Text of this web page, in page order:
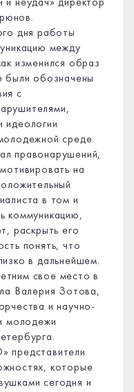
неудач» директор
дня работы
между
изменился образ
были обозначены
с
идеологии
среде.
правонарушений,
на
в том и
коммуникацию,
раскрыть его
понять, что
в дальнейшем.
свое место в
Валерия Зотова,
и научно-
молодежи
представители
которые
сегодня и